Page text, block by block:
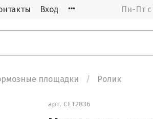
Вход Пн-Пт с
площадки Ролик
арт. CET2836